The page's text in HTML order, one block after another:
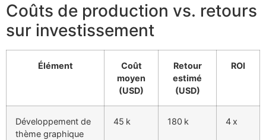
Coûts de production vs. retours
sur investissement
Élément
Coût
moyen
(USD)
Retour
estimé
(USD)
ROI
Développement de
thème graphique
45 k 180 k 4 x